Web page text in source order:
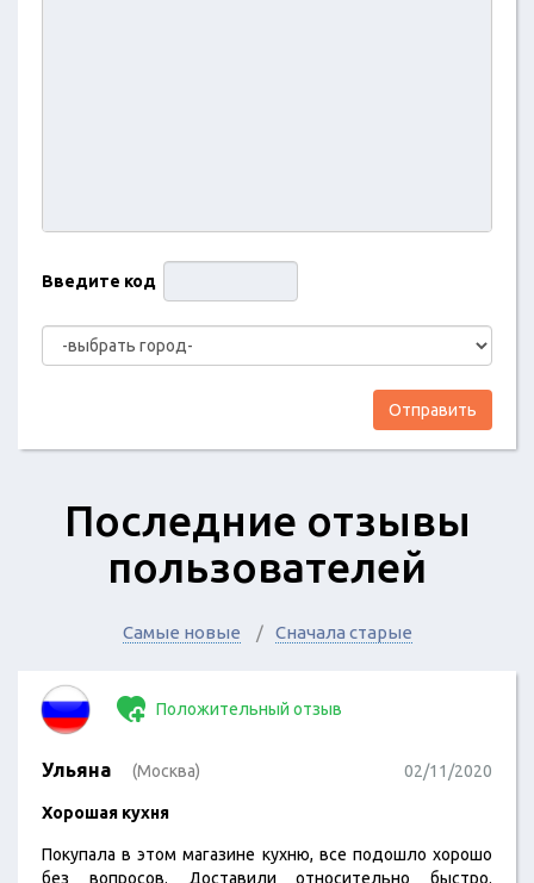
Введите код
Отправить
Последние отзывы
пользователей
Самые новые Сначала старые
Положительный отзыв
Ульяна (Москва) 02/11/2020
Хорошая кухня
Покупала в этом магазине кухню, все подошло хорошо
без вопросов. Доставили относительно быстро.